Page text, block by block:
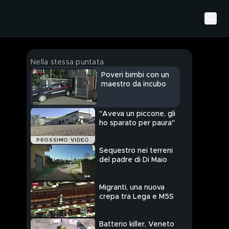
Nella stessa puntata
Poveri bimbi con un
maestro da incubo
PROSSIMO VIDEO
"Aveva un piccone, gli
ho sparato per paura"
Sequestro nei terreni
del padre di Di Maio
Migranti, una nuova
crepa tra Lega e M5S
Batterio killer, Veneto